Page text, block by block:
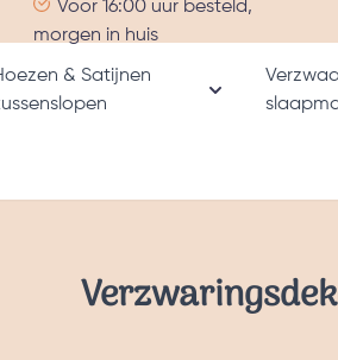
Voor 16:00 uur besteld,
morgen in huis
categorie
voor Verzwaringsdekens
& Satijnen
Toon